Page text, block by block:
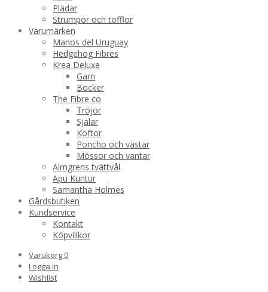
Plädar
Strumpor och tofflor
Varumärken
Manos del Uruguay
Hedgehog Fibres
Krea Deluxe
Garn
Böcker
The Fibre co
Tröjor
Sjalar
Koftor
Poncho och västar
Mössor och vantar
Almgrens tvättvål
Apu Kuntur
Samantha Holmes
Gårdsbutiken
Kundservice
Kontakt
Köpvillkor
Varukorg 0
Logga in
Wishlist